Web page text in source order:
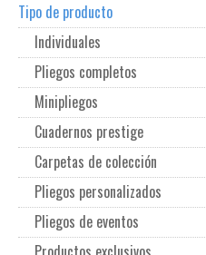
Tipo de producto
Individuales
Pliegos completos
Minipliegos
Cuadernos prestige
Carpetas de colección
Pliegos personalizados
Pliegos de eventos